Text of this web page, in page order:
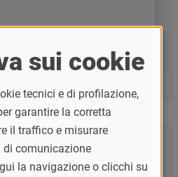
sui cookie
tecnici e di profilazione,
garantire la corretta
il traffico e misurare
comunicazione
la navigazione o clicchi su